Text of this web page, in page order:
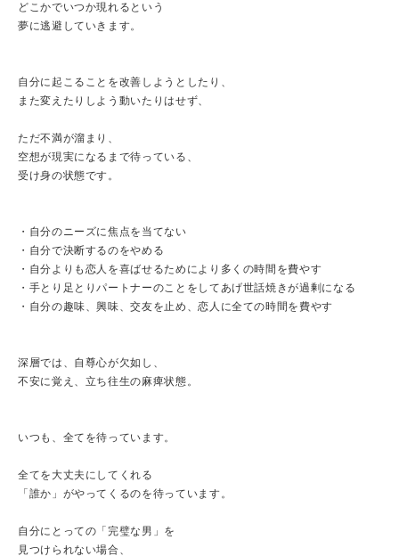
どこかでいつか現れるという
夢に逃避していきます。
自分に起こることを改善しようとしたり、
また変えたりしよう動いたりはせず、
ただ不満が溜まり、
空想が現実になるまで待っている、
受け身の状態です。
・自分のニーズに焦点を当てない
・自分で決断するのをやめる
・自分よりも恋人を喜ばせるためにより多くの時間を費やす
・手とり足とりパートナーのことをしてあげ世話焼きが過剰になる
・自分の趣味、興味、交友を止め、恋人に全ての時間を費やす
深層では、自尊心が欠如し、
不安に覚え、立ち往生の麻痺状態。
いつも、全てを待っています。
全てを大丈夫にしてくれる
「誰か」がやってくるのを待っています。
自分にとっての「完璧な男」を
見つけられない場合、